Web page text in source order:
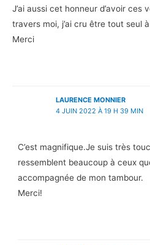
J’ai aussi cet honneur d’avoir ces
travers moi, j’ai cru être tout seul
Merci
LAURENCE MONNIER
4 JUIN 2022 À 19 H 39 MIN
C’est magnifique.Je suis très
ressemblent beaucoup à ceux
accompagnée de mon tambour.
Merci!